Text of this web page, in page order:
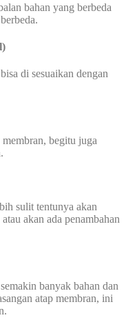
bahan yang berbeda
di sesuaikan dengan
begitu juga
sulit tentunya akan
akan ada penambahan
banyak bahan dan
atap membran, ini